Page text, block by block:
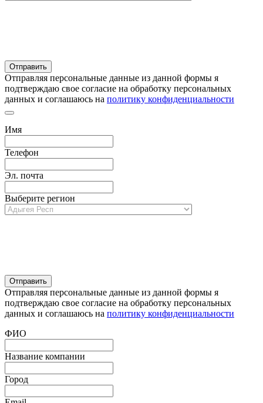
Отправляя персональные данные из данной формы я
подтверждаю свое согласие на обработку персональных
данных и соглашаюсь на политику конфиденциальности
Имя
Телефон
Эл. почта
Выберите регион
Отправляя персональные данные из данной формы я
подтверждаю свое согласие на обработку персональных
данных и соглашаюсь на политику конфиденциальности
ФИО
Название компании
Город